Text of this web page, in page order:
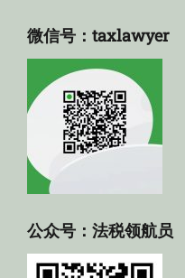
微信号：taxlawyer
公众号：法税领航员